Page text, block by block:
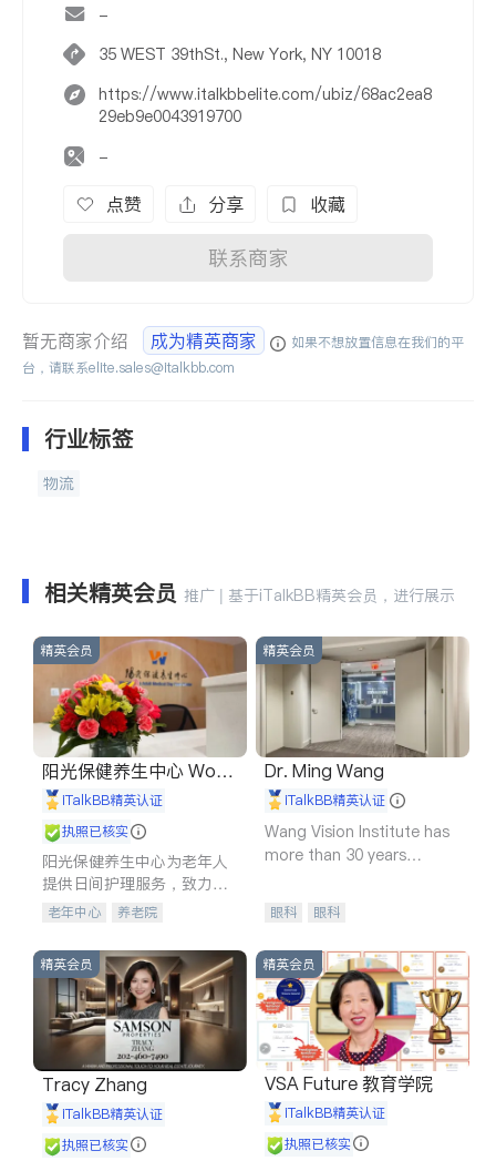
-
35 WEST 39thSt., New York, NY 10018
https://www.italkbbelite.com/ubiz/68ac2ea8
29eb9e0043919700
-
点赞 分享 收藏
联系商家
暂无商家介绍 成为精英商家
如果不想放置信息在我们的平
台，请联系elite.sales@italkbb.com
行业标签
物流
相关精英会员 推广 | 基于iTalkBB精英会员，进行展示
精英会员
阳光保健养生中心 World
shine
iTalkBB精英认证
执照已核实
阳光保健养生中心为老年人
提供日间护理服务，致力于
通过持续的护理创新来有效
老年中心 养老院
精英会员
Dr. Ming Wang
iTalkBB精英认证
Wang Vision Institute has
more than 30 years
眼科 眼科
精英会员
Tracy Zhang
iTalkBB精英认证
执照已核实
精英会员
VSA Future 教育学院
iTalkBB精英认证
执照已核实